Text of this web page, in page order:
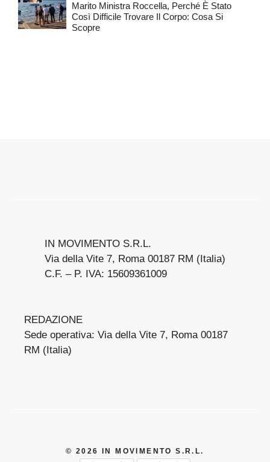
Marito Ministra Roccella, Perché È Stato
Così Difficile Trovare Il Corpo: Cosa Si
Scopre
IN MOVIMENTO S.R.L.
Via della Vite 7, Roma 00187 RM (Italia)
C.F. – P. IVA: 15609361009
REDAZIONE
Sede operativa: Via della Vite 7, Roma 00187
RM (Italia)
© 2026 IN MOVIMENTO S.R.L.